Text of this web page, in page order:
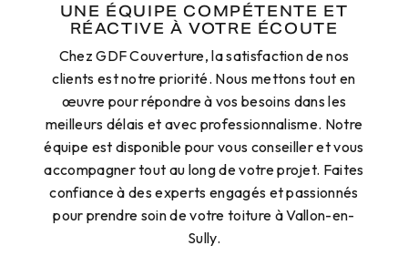
UNE ÉQUIPE COMPÉTENTE ET
RÉACTIVE À VOTRE ÉCOUTE
Chez GDF Couverture, la satisfaction de nos
clients est notre priorité. Nous mettons tout en
œuvre pour répondre à vos besoins dans les
meilleurs délais et avec professionnalisme. Notre
équipe est disponible pour vous conseiller et vous
accompagner tout au long de votre projet. Faites
confiance à des experts engagés et passionnés
pour prendre soin de votre toiture à Vallon-en-
Sully.